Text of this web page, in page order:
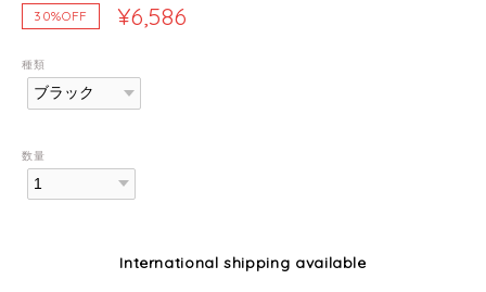
30%OFF
¥6,586
種類
数量
International shipping available